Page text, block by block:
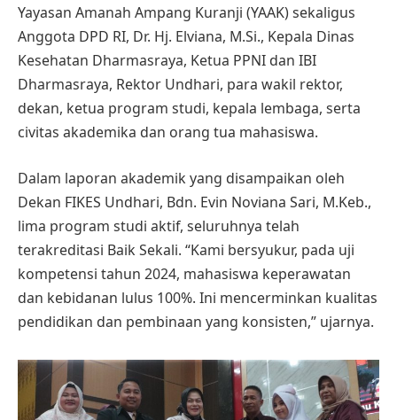
Yayasan Amanah Ampang Kuranji (YAAK) sekaligus
Anggota DPD RI, Dr. Hj. Elviana, M.Si., Kepala Dinas
Kesehatan Dharmasraya, Ketua PPNI dan IBI
Dharmasraya, Rektor Undhari, para wakil rektor,
dekan, ketua program studi, kepala lembaga, serta
civitas akademika dan orang tua mahasiswa.
Dalam laporan akademik yang disampaikan oleh
Dekan FIKES Undhari, Bdn. Evin Noviana Sari, M.Keb.,
lima program studi aktif, seluruhnya telah
terakreditasi Baik Sekali. “Kami bersyukur, pada uji
kompetensi tahun 2024, mahasiswa keperawatan
dan kebidanan lulus 100%. Ini mencerminkan kualitas
pendidikan dan pembinaan yang konsisten,” ujarnya.